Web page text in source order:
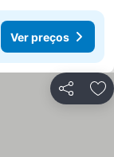
Ver preços
Partilhar